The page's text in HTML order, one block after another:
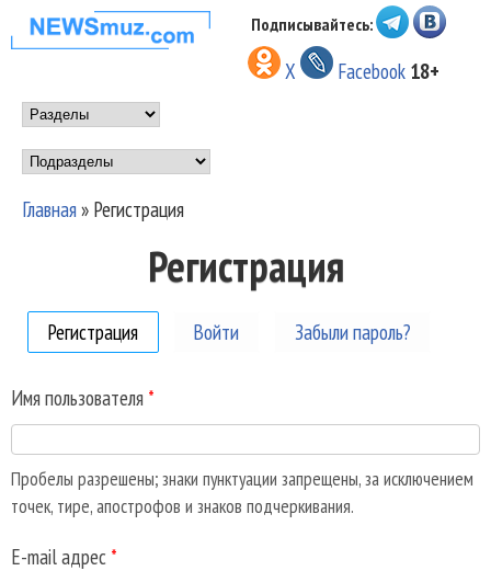
Перейти к основному
содержанию
НОВОСТИ
МУЗЫКИ И
ШОУ БИЗНЕСА
NEWSMUZ.COM
Подписывайтесь:
X Facebook 18+
Main menu
Подразделы
Главная» Регистрация
Регистрация
Регистрация (активная вкладка)
Войти Забыли пароль?
Имя пользователя *
Пробелы разрешены; знаки пунктуации запрещены, за исключением
точек, тире, апострофов и знаков подчеркивания.
E-mail адрес *